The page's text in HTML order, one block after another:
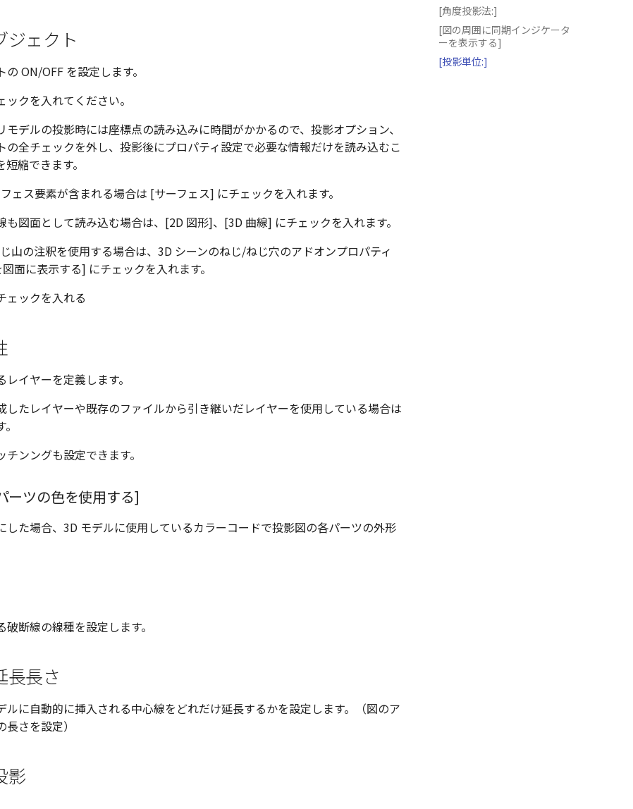
[角度投影法:]
[図の周囲に同期インジケータ
ーを表示する]
[投影単位:]
ェクト
ON/OFF を設定します。
クを入れてください。
モデルの投影時には座標点の読み込みに時間がかかるので、投影オプション、
の全チェックを外し、投影後にプロパティ設定で必要な情報だけを読み込むこ
縮できます。
ェス要素が含まれる場合は [サーフェス] にチェックを入れます。
も図面として読み込む場合は、[2D 図形]、[3D 曲線] にチェックを入れます。
山の注釈を使用する場合は、3D シーンのねじ/ねじ穴のアドオンプロパティ
面に表示する] にチェックを入れます。
ェックを入れる
イヤーを定義します。
したレイヤーや既存のファイルから引き継いだレイヤーを使用している場合は
ンングも設定できます。
ーツの色を使用する]
した場合、3D モデルに使用しているカラーコードで投影図の各パーツの外形
断線の線種を設定します。
長さ
ルに自動的に挿入される中心線をどれだけ延長するかを設定します。（図のア
さを設定）
影